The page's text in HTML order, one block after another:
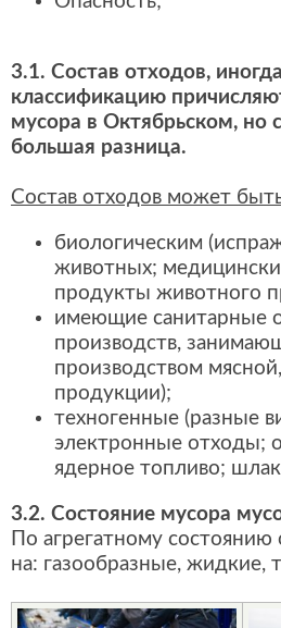
3.1. Состав отходов,
классификацию
мусора в Октябрьском, но
большая разница.
Состав отходов может
биологическим
животных;
продукты животного
имеющие санитарные
производств,
производством
продукции);
техногенные (разные
электронные отходы;
ядерное топливо;
3.2. Состояние мусора
По агрегатному
на: газообразные, жидкие,